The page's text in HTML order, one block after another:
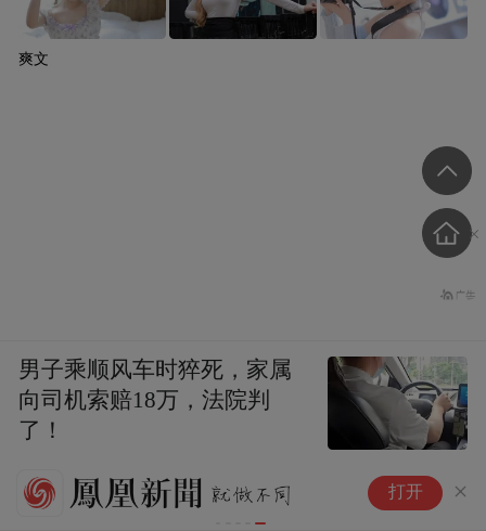
管涛：中国投资收益差额的黏性 打开
爽文
男子乘顺风车时猝死，家属
向司机索赔18万，法院判
了！